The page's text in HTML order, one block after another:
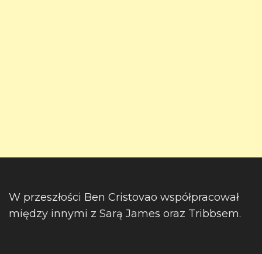
W przeszłości Ben Cristovao współpracował
między innymi z Sarą James oraz Tribbsem.